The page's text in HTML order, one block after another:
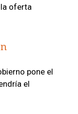
oferta
pone el
el